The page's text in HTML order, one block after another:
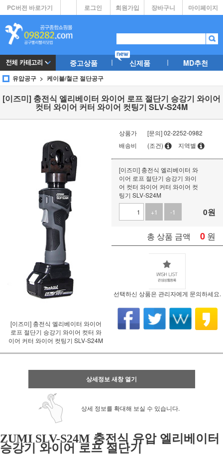
PC버전 바로가기 마이페이지
장바구니
회원가입
로그인
중고상품 신제품 MD추천
유압공구 케이블/철근 절단공구
[이즈미] 충전식 엘리베이터 와이어 로프 절단기 승강기 와이어
컷터 와이어 커터 와이어 컷팅기 SLV-S24M
[이즈미] 충전식 엘리베이터 와이어
로프 절단기 승강기 와이어 컷터 와
이어 커터 와이어 컷팅기 SLV-S24M
상품가
[문의] 02-2252-0982
배송비
(조건) 지역별
[이즈미] 충전식 엘리베이터 와
이어 로프 절단기 승강기 와이
어 컷터 와이어 커터 와이어 컷
팅기 SLV-S24M
+1
-1 0원
총 상품 금액 0 원
선택하신 상품은 관리자에게 문의하세요.
상세정보 새창 열기
상세 정보를 확대해 보실 수 있습니다.
ZUMI SLV-S24M 충전식 유압 엘리베이터
승강기 와이어 로프 절단기